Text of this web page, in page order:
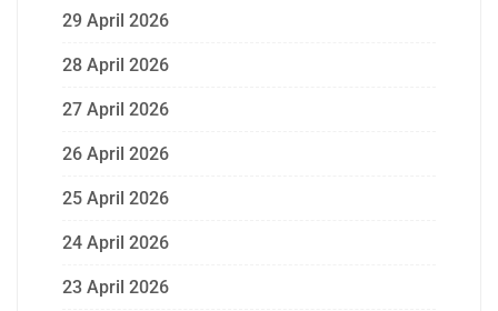
29 April 2026
28 April 2026
27 April 2026
26 April 2026
25 April 2026
24 April 2026
23 April 2026